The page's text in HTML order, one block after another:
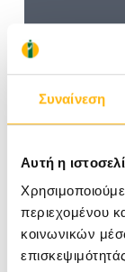
Συναίνεση
Αυτή η
περιεχομένου
κοινωνικών
Για να
μας την